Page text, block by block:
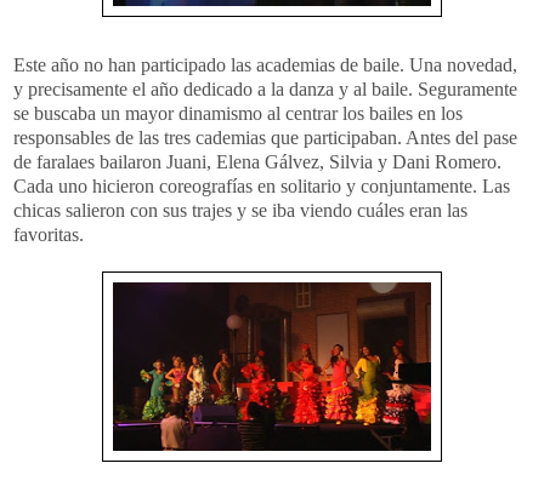
Este año no han participado las academias de baile. Una novedad,
y precisamente el año dedicado a la danza y al baile. Seguramente
se buscaba un mayor dinamismo al centrar los bailes en los
responsables de las tres cademias que participaban. Antes del pase
de faralaes bailaron Juani, Elena Gálvez, Silvia y Dani Romero.
Cada uno hicieron coreografías en solitario y conjuntamente. Las
chicas salieron con sus trajes y se iba viendo cuáles eran las
favoritas.